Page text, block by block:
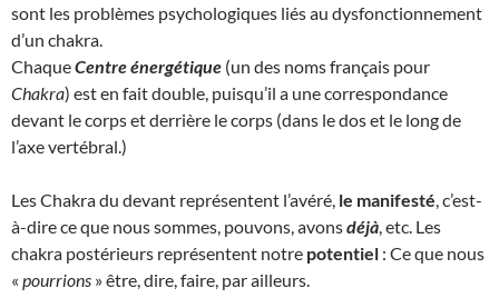
sont les problèmes psychologiques liés au dysfonctionnement
d’un chakra.
ChaqueCentre énergétique (un des noms français pour
Chakra) est en fait double, puisqu’il a une correspondance
devant le corps et derrière le corps (dans le dos et le long de
l’axe vertébral.)
Les Chakra du devant représentent l’avéré, le manifesté , c’est-
à-dire ce que nous sommes, pouvons, avonsdéjà , etc. Les
chakra postérieurs représentent notre potentiel : Ce que nous
« pourrions » être, dire, faire, par ailleurs.